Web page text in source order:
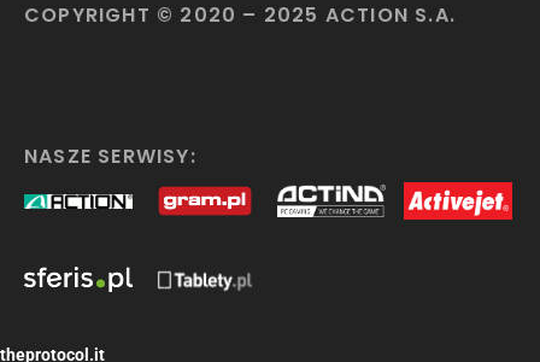
COPYRIGHT © 2020 – 2025 ACTION S.A.
NASZE SERWISY:
theprotocol.it